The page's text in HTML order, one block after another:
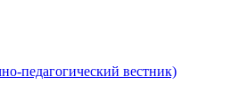
педагогический вестник)